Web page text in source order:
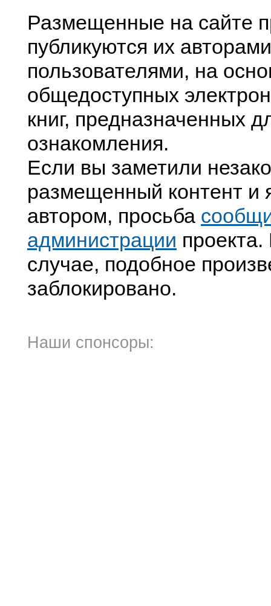
Размещенные на сайте
публикуются их
пользователями, на
общедоступных
книг, предназначенных
ознакомления.
Если вы заметили
размещенный контент и
автором, просьба
администрации
случае, подобное
заблокировано.
Наши спонсоры: